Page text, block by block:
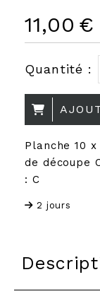
11,00 €
Quantité :
Planche 10
de découpe
: C
2 jours